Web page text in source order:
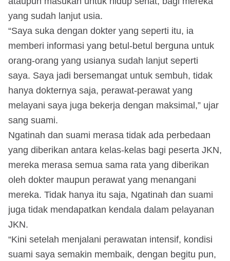
yang sudah lanjut usia.
“Saya suka dengan dokter yang seperti itu, ia
memberi informasi yang betul-betul berguna untuk
orang-orang yang usianya sudah lanjut seperti
saya. Saya jadi bersemangat untuk sembuh, tidak
hanya dokternya saja, perawat-perawat yang
melayani saya juga bekerja dengan maksimal,” ujar
sang suami.
Ngatinah dan suami merasa tidak ada perbedaan
yang diberikan antara kelas-kelas bagi peserta JKN,
mereka merasa semua sama rata yang diberikan
oleh dokter maupun perawat yang menangani
mereka. Tidak hanya itu saja, Ngatinah dan suami
juga tidak mendapatkan kendala dalam pelayanan
JKN.
“Kini setelah menjalani perawatan intensif, kondisi
suami saya semakin membaik, dengan begitu pun,